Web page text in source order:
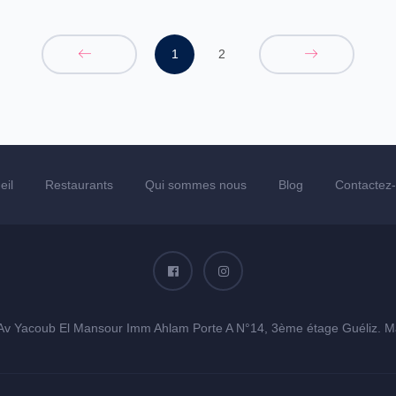
1 2
Restaurants Qui sommes nous Blog
Yacoub El Mansour Imm Ahlam Porte A N°14, 3ème étage Guéliz.